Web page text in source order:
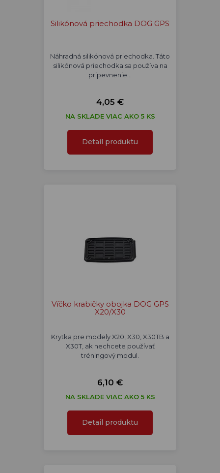
Silikónová priechodka DOG GPS
Náhradná silikónová priechodka. Táto
silikónová priechodka sa používa na
pripevnenie…
4,05 €
NA SKLADE VIAC AKO 5 KS
Detail produktu
Víčko krabičky obojka DOG GPS
X20/X30
Krytka pre modely X20, X30, X30TB a
X30T, ak nechcete používať
tréningový modul.
6,10 €
NA SKLADE VIAC AKO 5 KS
Detail produktu